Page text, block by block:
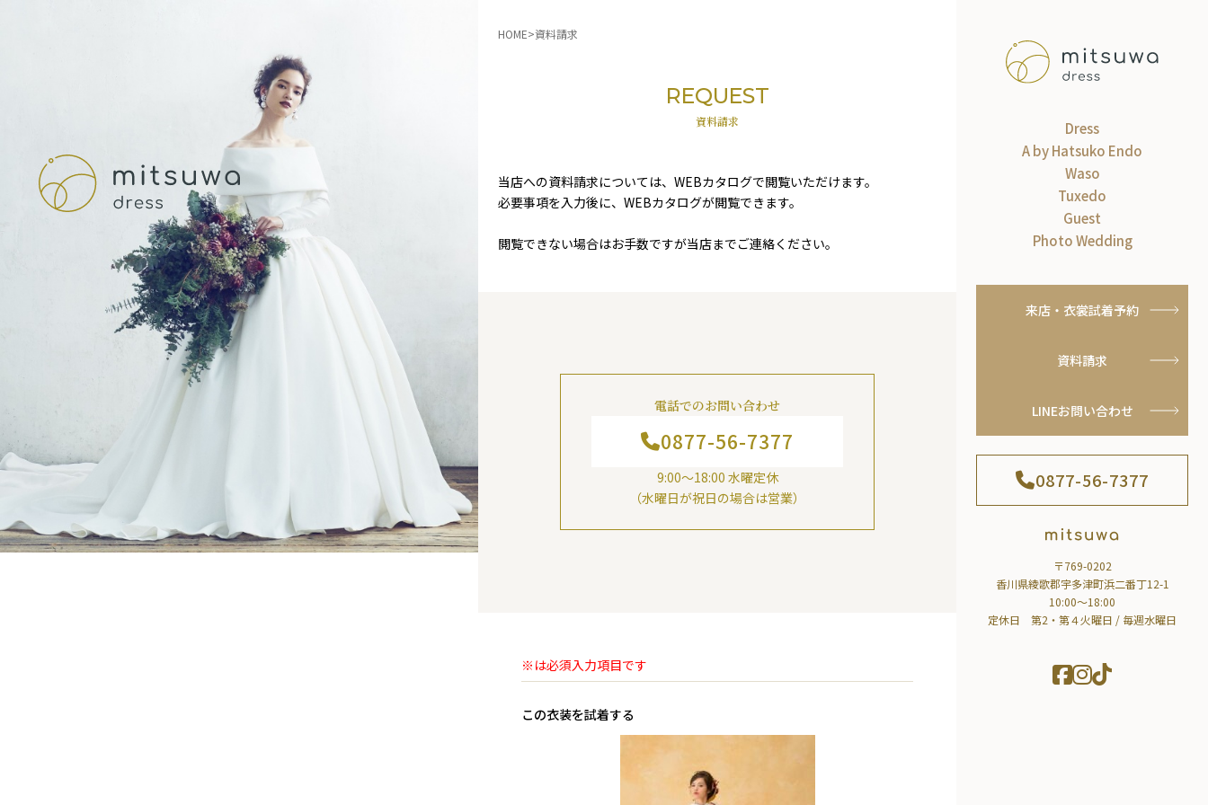
HOME 資料請求
REQUEST
資料請求
当店への資料請求については、WEBカタログで閲覧いただけます。
必要事項を入力後に、WEBカタログが閲覧できます。
閲覧できない場合はお手数ですが当店までご連絡ください。
電話でのお問い合わせ
0877-56-7377
9:00～18:00 水曜定休
（水曜日が祝日の場合は営業）
※は必須入力項目です
この衣装を試着する
Dress
A by Hatsuko Endo
Waso
Tuxedo
Guest
Photo Wedding
来店・衣裳試着予約
資料請求
LINEお問い合わせ
0877-56-7377
〒769-0202
香川県綾歌郡宇多津町浜二番丁12-1
10:00～18:00
定休日 第2・第４火曜日 / 毎週水曜日